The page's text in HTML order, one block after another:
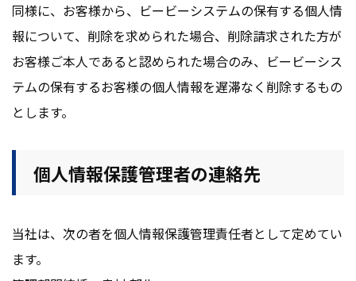
同様に、お客様から、ビービーシステムの保有する個人情
報について、削除を求められた場合、削除請求された方が
お客様ご本人であると認められた場合のみ、ビービーシス
テムの保有するお客様の個人情報を遅滞なく削除するもの
とします。
個人情報保護管理者の連絡先
当社は、次の者を個人情報保護管理責任者として定めてい
ます。